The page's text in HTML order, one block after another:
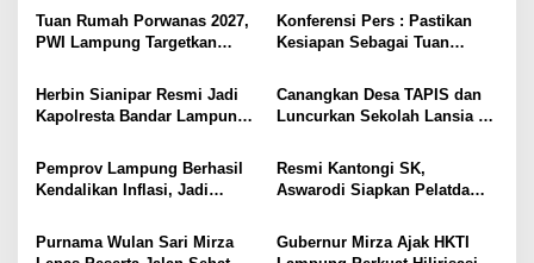
p
o
s
Pengemudinya Prajurit TNI
AL
Pariwisata Menggeliat
Tuan Rumah Porwanas 2027,
PWI Lampung Targetkan
Konferensi Pers : Pastikan
Kesiapan Sebagai Tuan
Tiga Venue Pelaksanaan
Soeratin Cup Piala Gubernur
Herbin Sianipar Resmi Jadi
Kapolresta Bandar Lampung,
Prioritas
Canangkan Desa TAPIS dan
Luncurkan Sekolah Lansia di
TP PKK Lampung Dorong
Pembangunan SDM Dimulai
Pemprov Lampung Berhasil
Kendalikan Inflasi, Jadi
Terendah di Sumatera
Resmi Kantongi SK,
Aswarodi Siapkan Pelatda
Menuju Porwanas 2027
Purnama Wulan Sari Mirza
Gubernur Mirza Ajak HKTI